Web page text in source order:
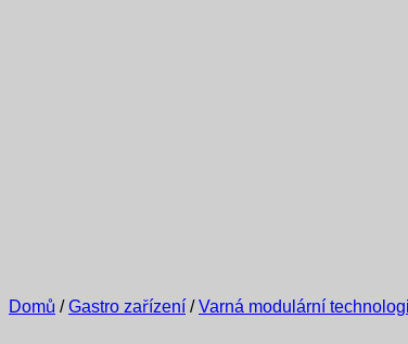
Domů / Gastro zařízení / Varná modulární